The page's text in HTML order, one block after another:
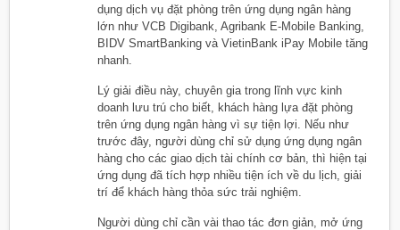
dụng dịch vụ đặt phòng trên ứng dụng ngân hàng
lớn như VCB Digibank, Agribank E-Mobile Banking,
BIDV SmartBanking và VietinBank iPay Mobile tăng
nhanh.
Lý giải điều này, chuyên gia trong lĩnh vực kinh
doanh lưu trú cho biết, khách hàng lựa đặt phòng
trên ứng dụng ngân hàng vì sự tiện lợi. Nếu như
trước đây, người dùng chỉ sử dụng ứng dụng ngân
hàng cho các giao dịch tài chính cơ bản, thì hiện tại
ứng dụng đã tích hợp nhiều tiện ích về du lịch, giải
trí để khách hàng thỏa sức trải nghiệm.
Người dùng chỉ cần vài thao tác đơn giản, mở ứng